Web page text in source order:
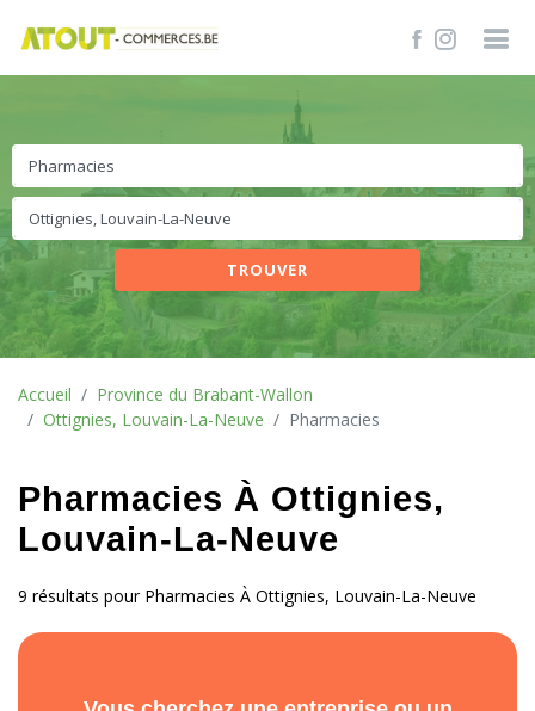
TROUVER
Accueil
Province du Brabant-Wallon
Ottignies, Louvain-La-Neuve
Pharmacies
Pharmacies À Ottignies,
Louvain-La-Neuve
9 résultats pour Pharmacies À Ottignies, Louvain-La-Neuve